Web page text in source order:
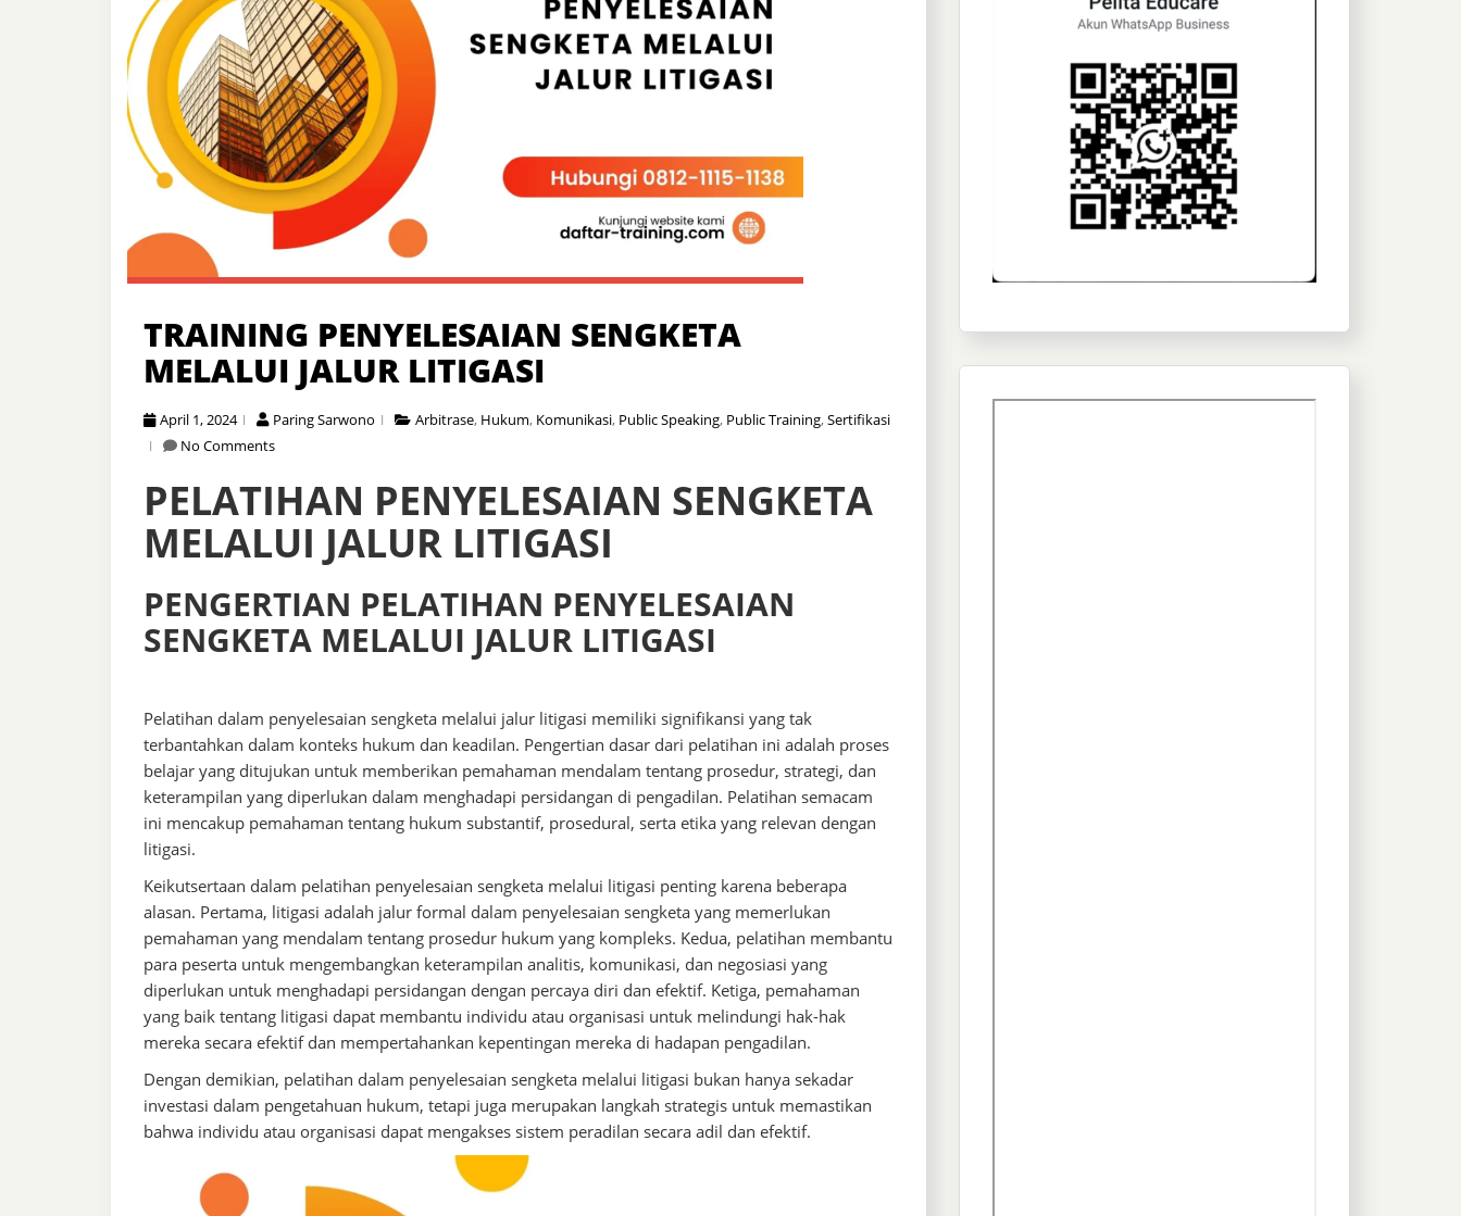
TRAINING PENYELESAIAN SENGKETA
MELALUI JALUR LITIGASI
April 1, 2024 Paring Sarwono Arbitrase, Hukum, Komunikasi, Public Speaking, Public Training,Sertifikasi
No Comments
PELATIHAN PENYELESAIAN SENGKETA
MELALUI JALUR LITIGASI
PENGERTIAN PELATIHAN PENYELESAIAN
SENGKETA MELALUI JALUR LITIGASI
Pelatihan dalam penyelesaian sengketa melalui jalur litigasi memiliki signifikansi yang tak
terbantahkan dalam konteks hukum dan keadilan. Pengertian dasar dari pelatihan ini adalah proses
belajar yang ditujukan untuk memberikan pemahaman mendalam tentang prosedur, strategi, dan
keterampilan yang diperlukan dalam menghadapi persidangan di pengadilan. Pelatihan semacam
ini mencakup pemahaman tentang hukum substantif, prosedural, serta etika yang relevan dengan
litigasi.
Keikutsertaan dalam pelatihan penyelesaian sengketa melalui litigasi penting karena beberapa
alasan. Pertama, litigasi adalah jalur formal dalam penyelesaian sengketa yang memerlukan
pemahaman yang mendalam tentang prosedur hukum yang kompleks. Kedua, pelatihan membantu
para peserta untuk mengembangkan keterampilan analitis, komunikasi, dan negosiasi yang
diperlukan untuk menghadapi persidangan dengan percaya diri dan efektif. Ketiga, pemahaman
yang baik tentang litigasi dapat membantu individu atau organisasi untuk melindungi hak-hak
mereka secara efektif dan mempertahankan kepentingan mereka di hadapan pengadilan.
Dengan demikian, pelatihan dalam penyelesaian sengketa melalui litigasi bukan hanya sekadar
investasi dalam pengetahuan hukum, tetapi juga merupakan langkah strategis untuk memastikan
bahwa individu atau organisasi dapat mengakses sistem peradilan secara adil dan efektif.